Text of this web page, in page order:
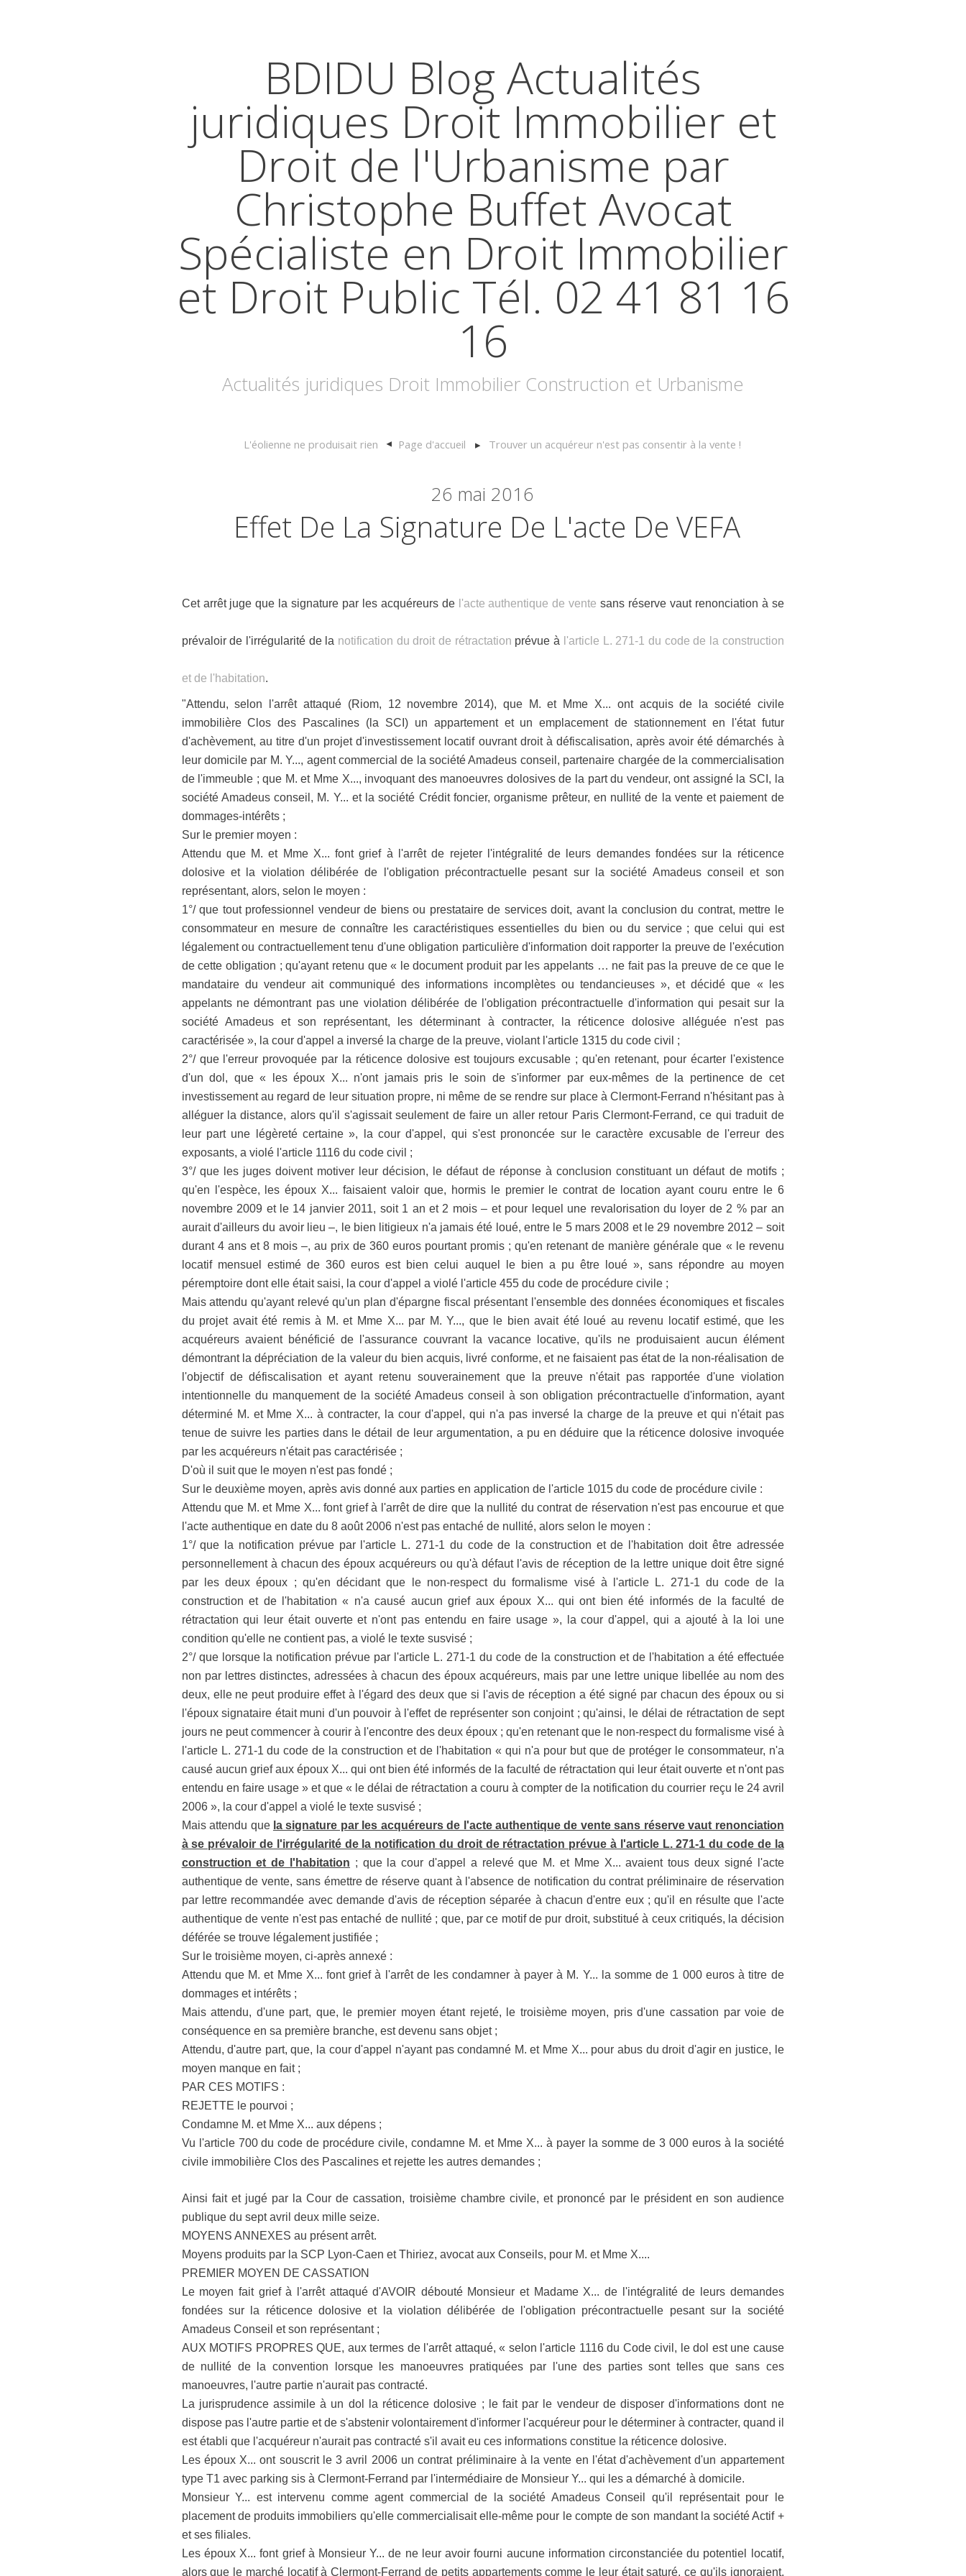
BDIDU Blog Actualités
juridiques Droit Immobilier et
Droit de l'Urbanisme par
Christophe Buffet Avocat
Spécialiste en Droit Immobilier
et Droit Public Tél. 02 41 81 16
16
Actualités juridiques Droit Immobilier Construction et Urbanisme
L'éolienne ne produisait rien Page d'accueil Trouver un acquéreur n'est pas consentir à la vente !
26 mai 2016
Effet De La Signature De L'acte De VEFA
Cet arrêt juge que la signature par les acquéreurs de l'acte authentique de vente sans réserve vaut renonciation à se
prévaloir de l'irrégularité de la notification du droit de rétractation prévue à l'article L. 271-1 du code de la construction
et de l'habitation.
"Attendu, selon l'arrêt attaqué (Riom, 12 novembre 2014), que M. et Mme X... ont acquis de la société civile
immobilière Clos des Pascalines (la SCI) un appartement et un emplacement de stationnement en l'état futur
d'achèvement, au titre d'un projet d'investissement locatif ouvrant droit à défiscalisation, après avoir été démarchés à
leur domicile par M. Y..., agent commercial de la société Amadeus conseil, partenaire chargée de la commercialisation
de l'immeuble ; que M. et Mme X..., invoquant des manoeuvres dolosives de la part du vendeur, ont assigné la SCI, la
société Amadeus conseil, M. Y... et la société Crédit foncier, organisme prêteur, en nullité de la vente et paiement de
dommages-intérêts ;
Sur le premier moyen :
Attendu que M. et Mme X... font grief à l'arrêt de rejeter l'intégralité de leurs demandes fondées sur la réticence
dolosive et la violation délibérée de l'obligation précontractuelle pesant sur la société Amadeus conseil et son
représentant, alors, selon le moyen :
1°/ que tout professionnel vendeur de biens ou prestataire de services doit, avant la conclusion du contrat, mettre le
consommateur en mesure de connaître les caractéristiques essentielles du bien ou du service ; que celui qui est
légalement ou contractuellement tenu d'une obligation particulière d'information doit rapporter la preuve de l'exécution
de cette obligation ; qu'ayant retenu que « le document produit par les appelants … ne fait pas la preuve de ce que le
mandataire du vendeur ait communiqué des informations incomplètes ou tendancieuses », et décidé que « les
appelants ne démontrant pas une violation délibérée de l'obligation précontractuelle d'information qui pesait sur la
société Amadeus et son représentant, les déterminant à contracter, la réticence dolosive alléguée n'est pas
caractérisée », la cour d'appel a inversé la charge de la preuve, violant l'article 1315 du code civil ;
2°/ que l'erreur provoquée par la réticence dolosive est toujours excusable ; qu'en retenant, pour écarter l'existence
d'un dol, que « les époux X... n'ont jamais pris le soin de s'informer par eux-mêmes de la pertinence de cet
investissement au regard de leur situation propre, ni même de se rendre sur place à Clermont-Ferrand n'hésitant pas à
alléguer la distance, alors qu'il s'agissait seulement de faire un aller retour Paris Clermont-Ferrand, ce qui traduit de
leur part une légèreté certaine », la cour d'appel, qui s'est prononcée sur le caractère excusable de l'erreur des
exposants, a violé l'article 1116 du code civil ;
3°/ que les juges doivent motiver leur décision, le défaut de réponse à conclusion constituant un défaut de motifs ;
qu'en l'espèce, les époux X... faisaient valoir que, hormis le premier le contrat de location ayant couru entre le 6
novembre 2009 et le 14 janvier 2011, soit 1 an et 2 mois – et pour lequel une revalorisation du loyer de 2 % par an
aurait d'ailleurs du avoir lieu –, le bien litigieux n'a jamais été loué, entre le 5 mars 2008 et le 29 novembre 2012 – soit
durant 4 ans et 8 mois –, au prix de 360 euros pourtant promis ; qu'en retenant de manière générale que « le revenu
locatif mensuel estimé de 360 euros est bien celui auquel le bien a pu être loué », sans répondre au moyen
péremptoire dont elle était saisi, la cour d'appel a violé l'article 455 du code de procédure civile ;
Mais attendu qu'ayant relevé qu'un plan d'épargne fiscal présentant l'ensemble des données économiques et fiscales
du projet avait été remis à M. et Mme X... par M. Y..., que le bien avait été loué au revenu locatif estimé, que les
acquéreurs avaient bénéficié de l'assurance couvrant la vacance locative, qu'ils ne produisaient aucun élément
démontrant la dépréciation de la valeur du bien acquis, livré conforme, et ne faisaient pas état de la non-réalisation de
l'objectif de défiscalisation et ayant retenu souverainement que la preuve n'était pas rapportée d'une violation
intentionnelle du manquement de la société Amadeus conseil à son obligation précontractuelle d'information, ayant
déterminé M. et Mme X... à contracter, la cour d'appel, qui n'a pas inversé la charge de la preuve et qui n'était pas
tenue de suivre les parties dans le détail de leur argumentation, a pu en déduire que la réticence dolosive invoquée
par les acquéreurs n'était pas caractérisée ;
D'où il suit que le moyen n'est pas fondé ;
Sur le deuxième moyen, après avis donné aux parties en application de l'article 1015 du code de procédure civile :
Attendu que M. et Mme X... font grief à l'arrêt de dire que la nullité du contrat de réservation n'est pas encourue et que
l'acte authentique en date du 8 août 2006 n'est pas entaché de nullité, alors selon le moyen :
1°/ que la notification prévue par l'article L. 271-1 du code de la construction et de l'habitation doit être adressée
personnellement à chacun des époux acquéreurs ou qu'à défaut l'avis de réception de la lettre unique doit être signé
par les deux époux ; qu'en décidant que le non-respect du formalisme visé à l'article L. 271-1 du code de la
construction et de l'habitation « n'a causé aucun grief aux époux X... qui ont bien été informés de la faculté de
rétractation qui leur était ouverte et n'ont pas entendu en faire usage », la cour d'appel, qui a ajouté à la loi une
condition qu'elle ne contient pas, a violé le texte susvisé ;
2°/ que lorsque la notification prévue par l'article L. 271-1 du code de la construction et de l'habitation a été effectuée
non par lettres distinctes, adressées à chacun des époux acquéreurs, mais par une lettre unique libellée au nom des
deux, elle ne peut produire effet à l'égard des deux que si l'avis de réception a été signé par chacun des époux ou si
l'époux signataire était muni d'un pouvoir à l'effet de représenter son conjoint ; qu'ainsi, le délai de rétractation de sept
jours ne peut commencer à courir à l'encontre des deux époux ; qu'en retenant que le non-respect du formalisme visé à
l'article L. 271-1 du code de la construction et de l'habitation « qui n'a pour but que de protéger le consommateur, n'a
causé aucun grief aux époux X... qui ont bien été informés de la faculté de rétractation qui leur était ouverte et n'ont pas
entendu en faire usage » et que « le délai de rétractation a couru à compter de la notification du courrier reçu le 24 avril
2006 », la cour d'appel a violé le texte susvisé ;
Mais attendu que la signature par les acquéreurs de l'acte authentique de vente sans réserve vaut renonciation
à se prévaloir de l'irrégularité de la notification du droit de rétractation prévue à l'article L. 271-1 du code de la
construction et de l'habitation ; que la cour d'appel a relevé que M. et Mme X... avaient tous deux signé l'acte
authentique de vente, sans émettre de réserve quant à l'absence de notification du contrat préliminaire de réservation
par lettre recommandée avec demande d'avis de réception séparée à chacun d'entre eux ; qu'il en résulte que l'acte
authentique de vente n'est pas entaché de nullité ; que, par ce motif de pur droit, substitué à ceux critiqués, la décision
déférée se trouve légalement justifiée ;
Sur le troisième moyen, ci-après annexé :
Attendu que M. et Mme X... font grief à l'arrêt de les condamner à payer à M. Y... la somme de 1 000 euros à titre de
dommages et intérêts ;
Mais attendu, d'une part, que, le premier moyen étant rejeté, le troisième moyen, pris d'une cassation par voie de
conséquence en sa première branche, est devenu sans objet ;
Attendu, d'autre part, que, la cour d'appel n'ayant pas condamné M. et Mme X... pour abus du droit d'agir en justice, le
moyen manque en fait ;
PAR CES MOTIFS :
REJETTE le pourvoi ;
Condamne M. et Mme X... aux dépens ;
Vu l'article 700 du code de procédure civile, condamne M. et Mme X... à payer la somme de 3 000 euros à la société
civile immobilière Clos des Pascalines et rejette les autres demandes ;
Ainsi fait et jugé par la Cour de cassation, troisième chambre civile, et prononcé par le président en son audience
publique du sept avril deux mille seize.
MOYENS ANNEXES au présent arrêt.
Moyens produits par la SCP Lyon-Caen et Thiriez, avocat aux Conseils, pour M. et Mme X....
PREMIER MOYEN DE CASSATION
Le moyen fait grief à l'arrêt attaqué d'AVOIR débouté Monsieur et Madame X... de l'intégralité de leurs demandes
fondées sur la réticence dolosive et la violation délibérée de l'obligation précontractuelle pesant sur la société
Amadeus Conseil et son représentant ;
AUX MOTIFS PROPRES QUE, aux termes de l'arrêt attaqué, « selon l'article 1116 du Code civil, le dol est une cause
de nullité de la convention lorsque les manoeuvres pratiquées par l'une des parties sont telles que sans ces
manoeuvres, l'autre partie n'aurait pas contracté.
La jurisprudence assimile à un dol la réticence dolosive ; le fait par le vendeur de disposer d'informations dont ne
dispose pas l'autre partie et de s'abstenir volontairement d'informer l'acquéreur pour le déterminer à contracter, quand il
est établi que l'acquéreur n'aurait pas contracté s'il avait eu ces informations constitue la réticence dolosive.
Les époux X... ont souscrit le 3 avril 2006 un contrat préliminaire à la vente en l'état d'achèvement d'un appartement
type T1 avec parking sis à Clermont-Ferrand par l'intermédiaire de Monsieur Y... qui les a démarché à domicile.
Monsieur Y... est intervenu comme agent commercial de la société Amadeus Conseil qu'il représentait pour le
placement de produits immobiliers qu'elle commercialisait elle-même pour le compte de son mandant la société Actif +
et ses filiales.
Les époux X... font grief à Monsieur Y... de ne leur avoir fourni aucune information circonstanciée du potentiel locatif,
alors que le marché locatif à Clermont-Ferrand de petits appartements comme le leur était saturé, ce qu'ils ignoraient,